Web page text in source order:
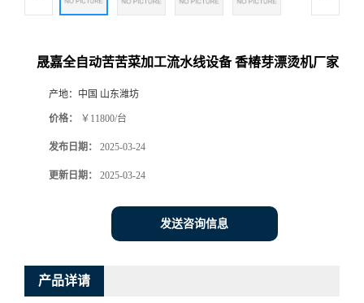
晟嘉全自动苦苦菜加工流水线设备 香椿芽漂烫机厂家
产地： 中国 山东潍坊
价格： ￥11800/台
发布日期： 2025-03-24
更新日期： 2025-03-24
发送咨询信息
产品详请